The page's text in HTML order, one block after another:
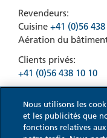
Revendeurs:
Cuisine +41 (0)56
Aération du
Clients privés:
+41 (0)56 438 10 10
Nous utilisons les
et les publicités que
fonctions relatives